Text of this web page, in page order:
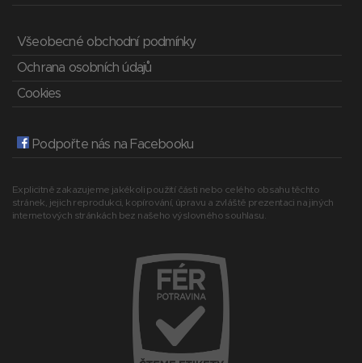
Všeobecné obchodní podmínky
Ochrana osobních údajů
Cookies
Podpořte nás na Facebooku
Explicitně zakazujeme jakékoli použití části nebo celého obsahu těchto
stránek, jejich reprodukci, kopírování, úpravu a zvláště prezentaci na jiných
internetových stránkách bez našeho výslovného souhlasu.